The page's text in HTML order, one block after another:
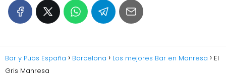
Bar y Pubs España Barcelona Los mejores Bar en Manresa
El
Gris Manresa